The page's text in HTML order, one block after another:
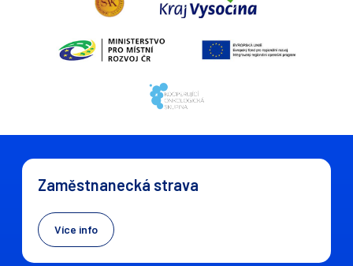
Zaměstnanecká strava
Více info